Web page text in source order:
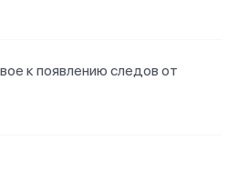
к появлению следов от